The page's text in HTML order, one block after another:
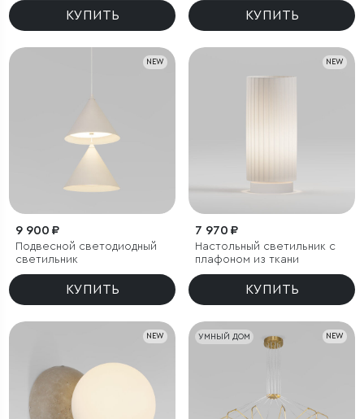
КУПИТЬ КУПИТЬ
NEW
9 900 ₽
Подвесной светодиодный
светильник
КУПИТЬ
NEW
7 970 ₽
Настольный светильник с
плафоном из ткани
КУПИТЬ
NEW УМНЫЙ ДОМ NEW